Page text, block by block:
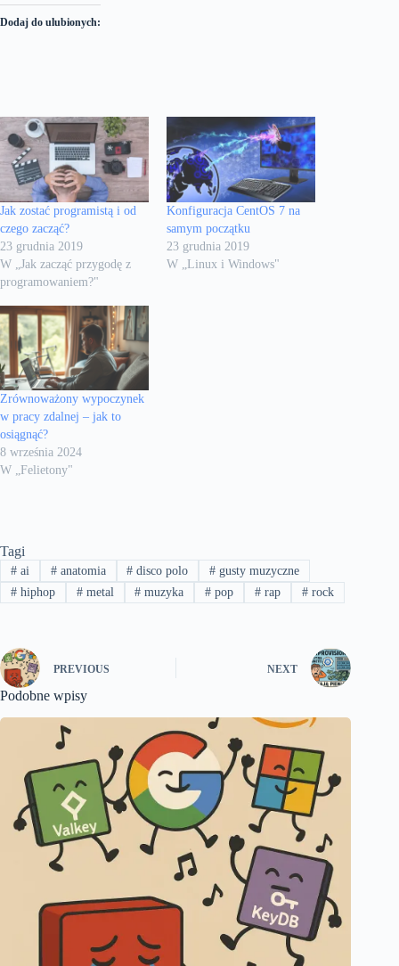
Dodaj do ulubionych:
Jak zostać programistą i od
czego zacząć?
23 grudnia 2019
W „Jak zacząć przygodę z
programowaniem?"
Konfiguracja CentOS 7 na
samym początku
23 grudnia 2019
W „Linux i Windows"
Zrównoważony wypoczynek
w pracy zdalnej – jak to
osiągnąć?
8 września 2024
W „Felietony"
Tagi
#ai #anatomia # disco polo # gusty muzyczne
#hiphop #metal # muzyka # pop # rap #rock
PREVIOUS NEXT
Podobne wpisy